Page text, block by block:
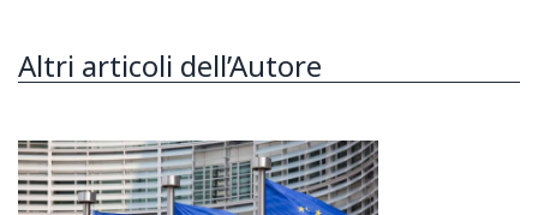
Altri articoli dell’Autore